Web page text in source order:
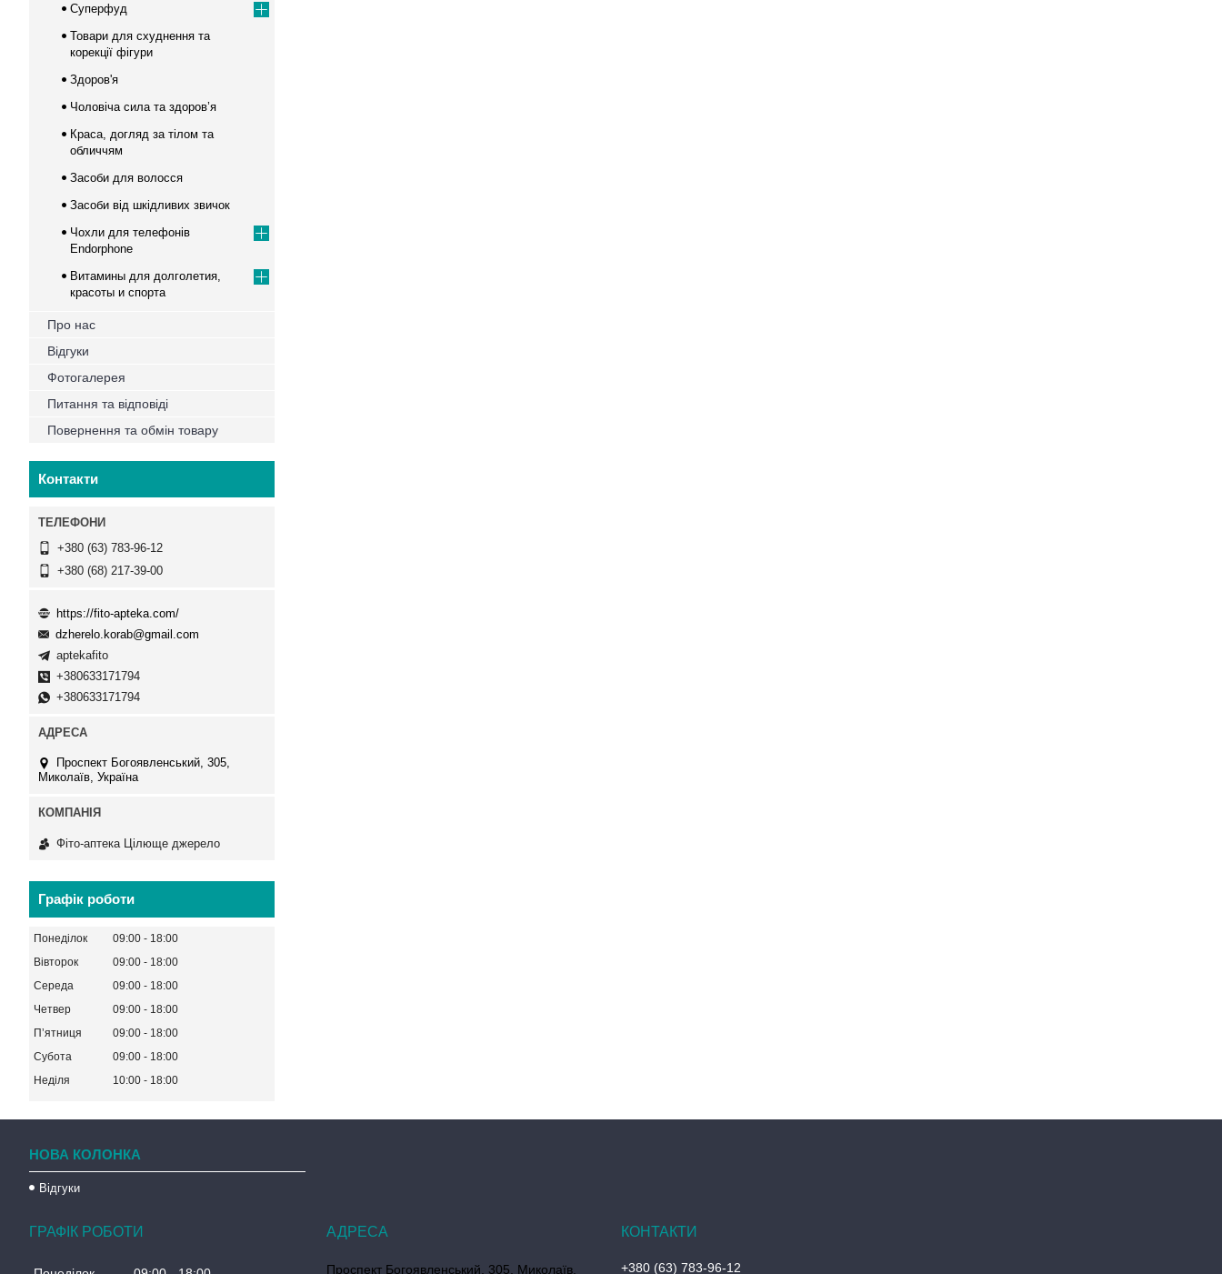
Суперфуд
Товари для схуднення та
корекції фігури
Здоров'я
Чоловіча сила та здоров’я
Краса, догляд за тілом та
обличчям
Засоби для волосся
Засоби від шкідливих звичок
Чохли для телефонів
Endorphone
Витамины для долголетия,
красоты и спорта
Про нас
Відгуки
Фотогалерея
Питання та відповіді
Повернення та обмін товару
Контакти
+380 (63) 783-96-12
+380 (68) 217-39-00
https://fito-apteka.com/
dzherelo.korab@gmail.com
aptekafito
+380633171794
+380633171794
Проспект Богоявленський, 305,
Миколаїв, Україна
Фіто-аптека Цілюще джерело
Графік роботи
Понеділок 09:00
18:00
Вівторок
09:00
18:00
Середа
09:00
18:00
Четвер
09:00
18:00
Пʼятниця
09:00
18:00
Субота
09:00
18:00
Неділя
10:00 18:00
НОВА КОЛОНКА
Відгуки
ГРАФІК РОБОТИ
Проспект Богоявленський, 305, Миколаїв, +380 (63) 783-96-12